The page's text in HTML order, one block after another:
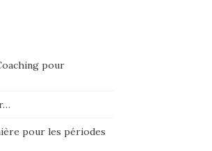
pour
pour les périodes